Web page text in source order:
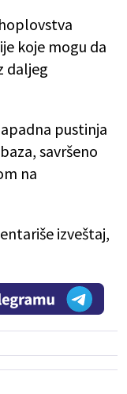
koje mogu da
daljeg
pustinja
savršeno
na
izveštaj,